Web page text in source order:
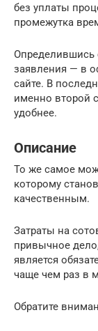
без уплаты
промежутка
Определившись
заявления — в
сайте. В
именно второй
удобнее.
Описание
То же самое
которому
качественным.
Затраты на
привычное
является
чаще чем раз в
Обратите